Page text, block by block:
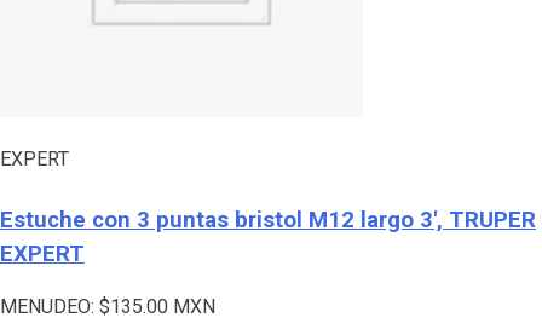
EXPERT
Estuche con 3 puntas bristol M12 largo 3′, TRUPER
EXPERT
MENUDEO: $135.00 MXN